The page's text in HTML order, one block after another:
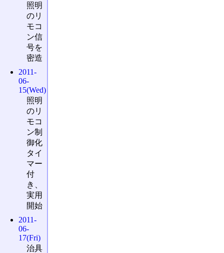
照明
のリ
モコ
ン信
号を
密造
2011-
06-
15(Wed)
照明
のリ
モコ
ン制
御化
タイ
マー
付
き、
実用
開始
2011-
06-
17(Fri)
治具